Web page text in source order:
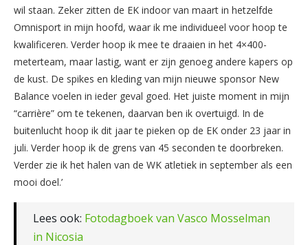
wil staan. Zeker zitten de EK indoor van maart in hetzelfde
Omnisport in mijn hoofd, waar ik me individueel voor hoop te
kwalificeren. Verder hoop ik mee te draaien in het 4×400-
meterteam, maar lastig, want er zijn genoeg andere kapers op
de kust. De spikes en kleding van mijn nieuwe sponsor New
Balance voelen in ieder geval goed. Het juiste moment in mijn
“carrière” om te tekenen, daarvan ben ik overtuigd. In de
buitenlucht hoop ik dit jaar te pieken op de EK onder 23 jaar in
juli. Verder hoop ik de grens van 45 seconden te doorbreken.
Verder zie ik het halen van de WK atletiek in september als een
mooi doel.’
Lees ook: Fotodagboek van Vasco Mosselman
in Nicosia